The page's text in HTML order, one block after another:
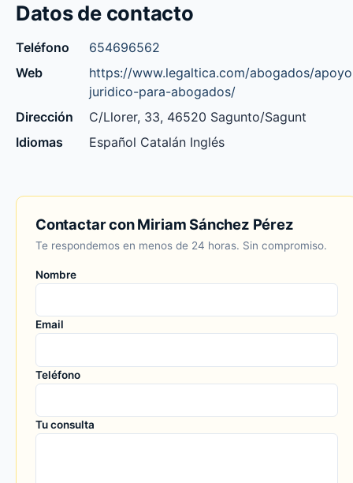
Datos de contacto
Teléfono
654696562
Web
https://www.legaltica.com/abogados/
juridico-para-abogados/
Dirección
C/Llorer, 33, 46520 Sagunto/Sagunt
Idiomas
Español Catalán Inglés
Contactar con Miriam Sánchez Pérez
Te respondemos en menos de 24 horas. Sin compromiso.
Nombre
Email
Teléfono
Tu consulta